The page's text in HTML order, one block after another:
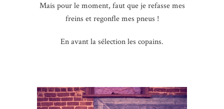
Mais pour le moment, faut que je refasse mes
freins et regonfle mes pneus !
En avant la sélection les copains.